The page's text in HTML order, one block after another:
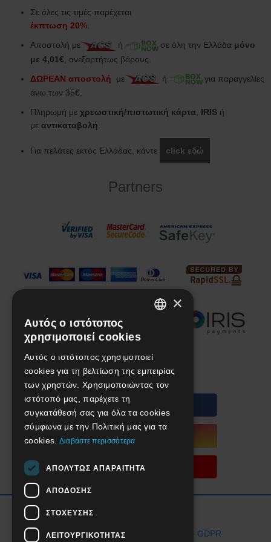
Σε όλες τις τιμές παρέχεται
έκπτωση 20%.
Αποστολή με
ή σε όλη την Ελλάδα μόνο
με 4,01€ , ανεξαρτήτως βάρους.
ΔΩΡΕΑΝ αποστολή με ή
για παραγγελίες
άνω των 35€.
Πληρωμή με χρεωστική/πιστωτική κάρτα IRIS ή
με αντικαταβολή
Για πελάτες εκτός Ελλάδας, κάντε click εδώ
Partners
We are social!
Όροι Χρήσης Ιστοσελίδας
Προστασία Προσωπικών Δεδομένων - GDPR
×
Αυτός ο ιστότοπος
χρησιμοποιεί cookies
Αυτός ο ιστότοπος χρησιμοποιεί
cookies για τη βελτίωση της εμπειρίας
των χρηστών. Χρησιμοποιώντας τον
ιστότοπό μας, παρέχετε τη
συγκατάθεσή σας για όλα τα cookies
σύμφωνα με την Πολιτική μας για τα
cookies. Διαβάστε περισσότερα
ΑΠΟΛΎΤΩΣ ΑΠΑΡΑΊΤΗΤΑ
ΑΠΌΔΟΣΗΣ
ΣΤΌΧΕΥΣΗΣ
ΛΕΙΤΟΥΡΓΙΚΌΤΗΤΑΣ